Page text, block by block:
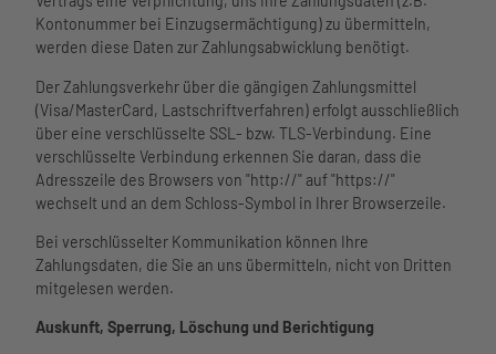
Kontonummer bei Einzugsermächtigung) zu übermitteln,
werden diese Daten zur Zahlungsabwicklung benötigt.
Der Zahlungsverkehr über die gängigen Zahlungsmittel
(Visa/MasterCard, Lastschriftverfahren) erfolgt ausschließlich
über eine verschlüsselte SSL- bzw. TLS-Verbindung. Eine
verschlüsselte Verbindung erkennen Sie daran, dass die
Adresszeile des Browsers von "http://" auf "https://"
wechselt und an dem Schloss-Symbol in Ihrer Browserzeile.
Bei verschlüsselter Kommunikation können Ihre
Zahlungsdaten, die Sie an uns übermitteln, nicht von Dritten
mitgelesen werden.
Auskunft, Sperrung, Löschung und Berichtigung